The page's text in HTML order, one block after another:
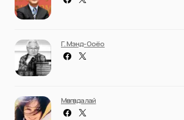
Г. Мэнд-Ооёо
Мөнгөндалай